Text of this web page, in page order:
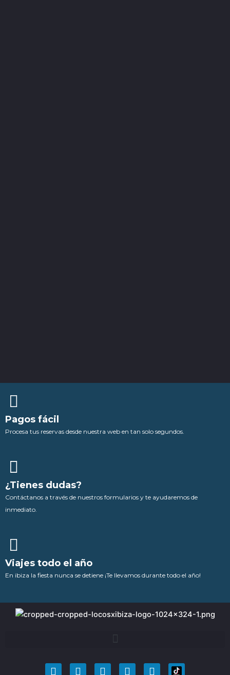
Pagos fácil
Procesa tus reservas desde nuestra web en tan solo segundos.
¿Tienes dudas?
Contáctanos a través de nuestros formularios y te ayudaremos de
inmediato.
Viajes todo el año
En ibiza la fiesta nunca se detiene ¡Te llevamos durante todo el año!
F
T
Y
I
P